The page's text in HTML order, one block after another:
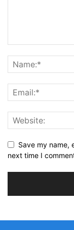
Save my name,
next time I